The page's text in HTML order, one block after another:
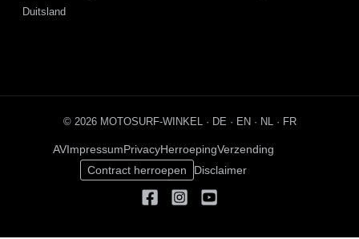
Duitsland
© 2026 MOTOSURF-WINKEL · DE · EN · NL · FR
AVImpressumPrivacyHerroepingVerzending
Contract herroepen
Disclaimer